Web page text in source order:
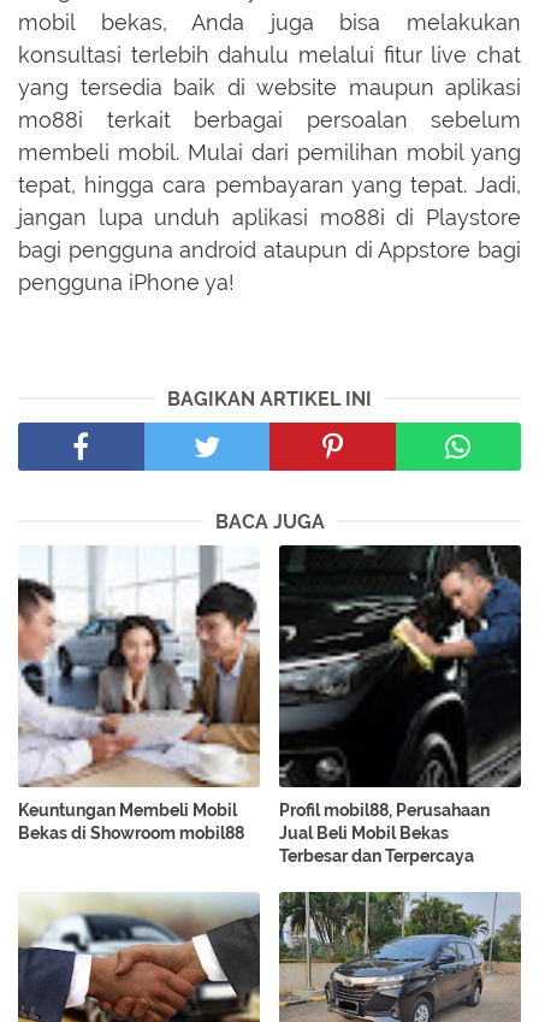
mobil bekas, Anda juga bisa melakukan
konsultasi terlebih dahulu melalui fitur live chat
yang tersedia baik di website maupun aplikasi
mo88i terkait berbagai persoalan sebelum
membeli mobil. Mulai dari pemilihan mobil yang
tepat, hingga cara pembayaran yang tepat. Jadi,
jangan lupa unduh aplikasi mo88i di Playstore
bagi pengguna android ataupun di Appstore bagi
pengguna iPhone ya!
BAGIKAN ARTIKEL INI
BACA JUGA
Keuntungan Membeli Mobil
Bekas di Showroom mobil88
Profil mobil88, Perusahaan
Jual Beli Mobil Bekas
Terbesar dan Terpercaya